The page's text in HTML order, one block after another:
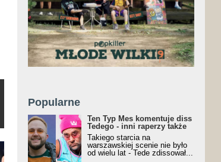
Popularne
Ten Typ Mes komentuje diss
Tedego - inni raperzy także
Takiego starcia na
warszawskiej scenie nie było
od wielu lat - Tede zdissował...